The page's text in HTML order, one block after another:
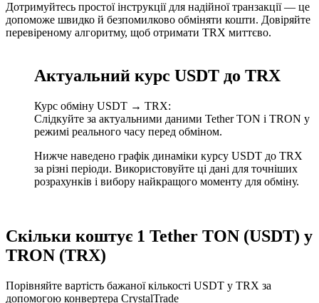
Дотримуйтесь простої інструкції для надійної транзакції — це
допоможе швидко й безпомилково обміняти кошти. Довіряйте
перевіреному алгоритму, щоб отримати TRX миттєво.
Актуальний курс USDT до TRX
Курс обміну USDT → TRX:
Слідкуйте за актуальними даними Tether TON і TRON у
режимі реального часу перед обміном.
Нижче наведено графік динаміки курсу USDT до TRX
за різні періоди. Використовуйте ці дані для точніших
розрахунків і вибору найкращого моменту для обміну.
Скільки коштує 1 Tether TON (USDT) у
TRON (TRX)
Порівняйте вартість бажаної кількості USDT у TRX за
допомогою конвертера CrystalTrade